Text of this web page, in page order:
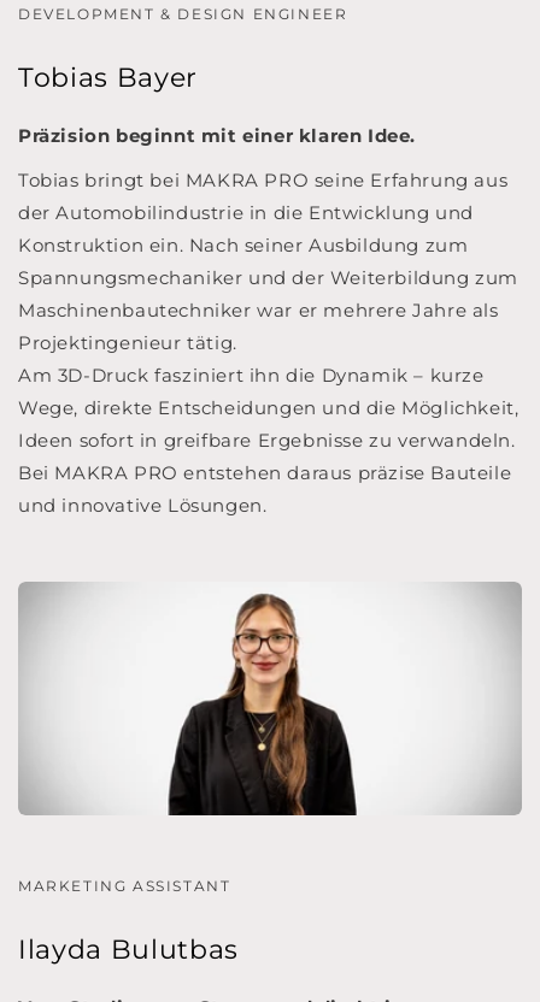
DEVELOPMENT & DESIGN ENGINEER
Tobias Bayer
Präzision beginnt mit einer klaren Idee.
Tobias bringt bei MAKRA PRO seine Erfahrung aus
der Automobilindustrie in die Entwicklung und
Konstruktion ein. Nach seiner Ausbildung zum
Spannungsmechaniker und der Weiterbildung zum
Maschinenbautechniker war er mehrere Jahre als
Projektingenieur tätig.
Am 3D-Druck fasziniert ihn die Dynamik – kurze
Wege, direkte Entscheidungen und die Möglichkeit,
Ideen sofort in greifbare Ergebnisse zu verwandeln.
Bei MAKRA PRO entstehen daraus präzise Bauteile
und innovative Lösungen.
MARKETING ASSISTANT
Ilayda Bulutbas